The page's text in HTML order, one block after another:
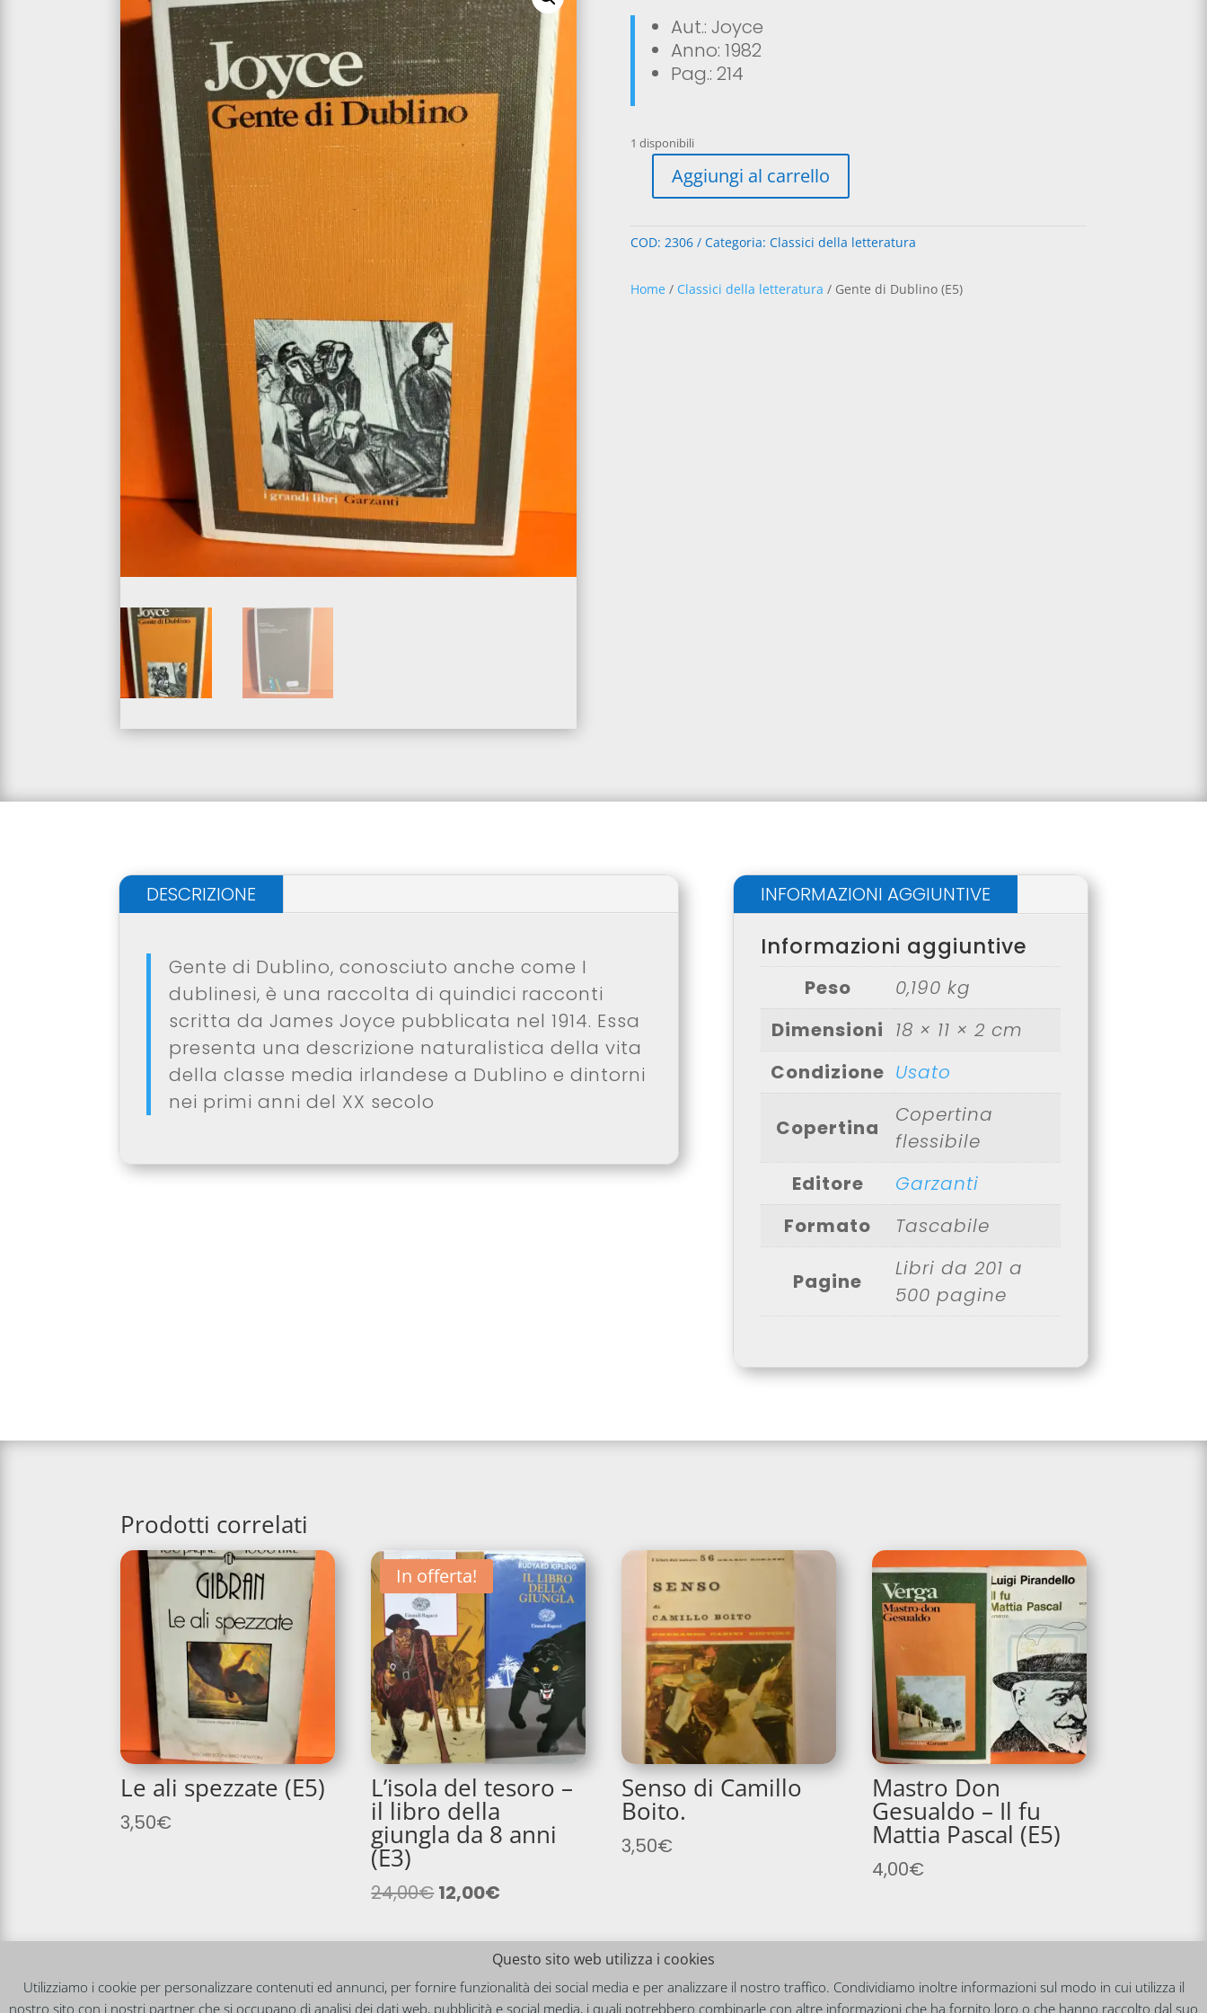
Aut.: Joyce
Anno: 1982
Pag.: 214
1 disponibili
Gente
(E5)
Aggiungi al carrello
r
a
COD: 2306 Categoria: Classici della letteratura
Home / Classici della letteratura / Gente di Dublino (E5)
DESCRIZIONE
Gente di Dublino, conosciuto anche come I
dublinesi, è una raccolta di quindici racconti
scritta da James Joyce pubblicata nel 1914. Essa
presenta una descrizione naturalistica della vita
della classe media irlandese a Dublino e dintorni
nei primi anni del XX secolo
INFORMAZIONI AGGIUNTIVE
Informazioni aggiuntive
Peso
0,190 kg
Dimensioni 18 × 11 × 2 cm
Condizione Usato
Copertina
Copertina
flessibile
Editore
Garzanti
Formato
Tascabile
Pagine
Libri da 201 a
500 pagine
Prodotti correlati
Le ali spezzate (E5)
3,50€
In offerta!
L’isola del tesoro –
il libro della
giungla da 8 anni
(E3)
24,00€ Il
originale
24,00€.
12,00€
attuale
è:
12,00€.
Senso di Camillo
Boito.
3,50€
Mastro Don
Gesualdo – Il fu
Mattia Pascal (E5)
4,00€
Questo sito web utilizza i cookies
Utilizziamo i cookie per personalizzare contenuti ed annunci, per fornire funzionalità dei social media e per analizzare il nostro traffico. Condividiamo inoltre informazioni sul modo in cui utilizza il
nostro sito con i nostri partner che si occupano di analisi dei dati web, pubblicità e social media, i quali potrebbero combinarle con altre informazioni che ha fornito loro o che hanno raccolto dal suo